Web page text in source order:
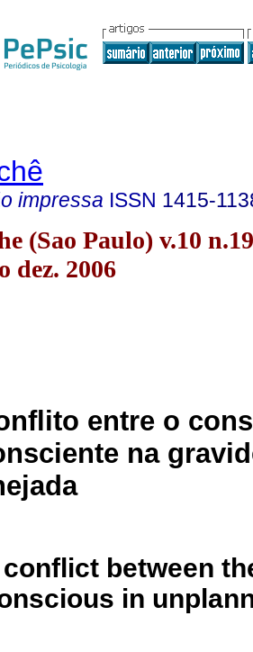
impressa ISSN 1415-
(Sao Paulo) v.10
dez. 2006
entre o
na
conflict between
in